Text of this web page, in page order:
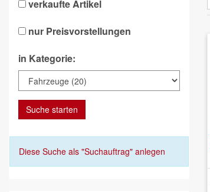
verkaufte Artikel
nur Preisvorstellungen
in Kategorie:
Suche starten
Diese Suche als "Suchauftrag" anlegen